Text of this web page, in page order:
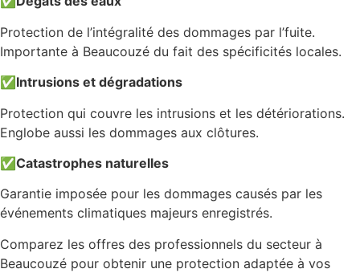
Protection de l’intégralité des dommages par l’fuite.
Importante à Beaucouzé du fait des spécificités locales.
✅ Intrusions et dégradations
Protection qui couvre les intrusions et les détériorations.
Englobe aussi les dommages aux clôtures.
✅Catastrophes naturelles
Garantie imposée pour les dommages causés par les
événements climatiques majeurs enregistrés.
Comparez les offres des professionnels du secteur à
Beaucouzé pour obtenir une protection adaptée à vos